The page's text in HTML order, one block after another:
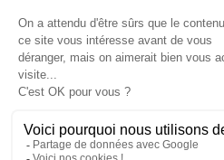
Newsletter